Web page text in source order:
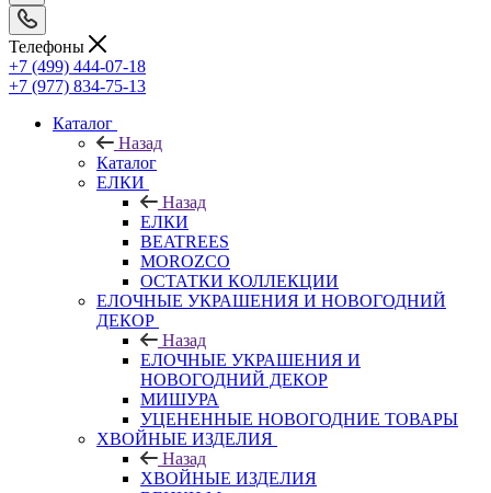
Телефоны
+7 (499) 444-07-18
+7 (977) 834-75-13
Каталог
Назад
Каталог
ЕЛКИ
Назад
ЕЛКИ
BEATREES
MOROZCO
ОСТАТКИ КОЛЛЕКЦИИ
ЕЛОЧНЫЕ УКРАШЕНИЯ И НОВОГОДНИЙ
ДЕКОР
Назад
ЕЛОЧНЫЕ УКРАШЕНИЯ И
НОВОГОДНИЙ ДЕКОР
МИШУРА
УЦЕНЕННЫЕ НОВОГОДНИЕ ТОВАРЫ
ХВОЙНЫЕ ИЗДЕЛИЯ
Назад
ХВОЙНЫЕ ИЗДЕЛИЯ